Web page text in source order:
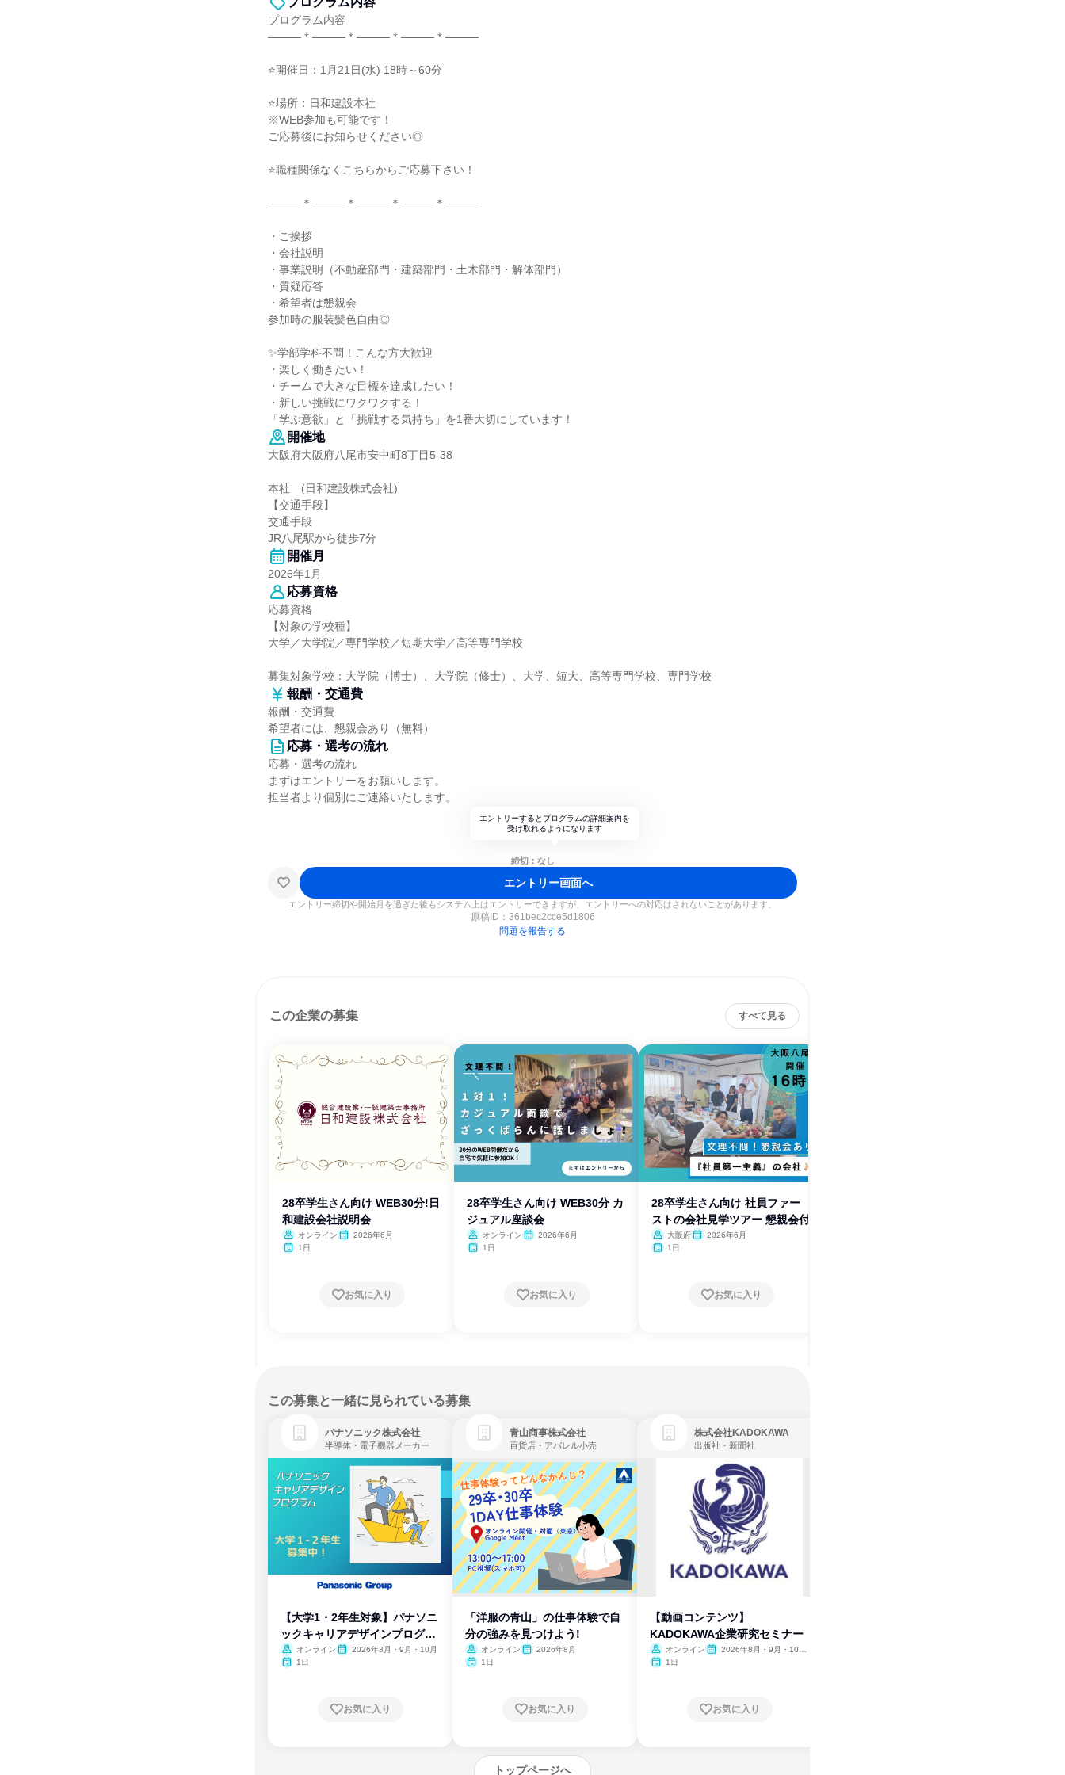
プログラム内容
―――＊―――＊―――＊―――＊―――
⭐開催日：1月21日(水) 18時～60分
⭐場所：日和建設本社
※WEB参加も可能です！
ご応募後にお知らせください◎
⭐職種関係なくこちらからご応募下さい！
―――＊―――＊―――＊―――＊―――
・ご挨拶
・会社説明
・事業説明（不動産部門・建築部門・土木部門・解体部門）
・質疑応答
・希望者は懇親会
参加時の服装髪色自由◎
✨学部学科不問！こんな方大歓迎
・楽しく働きたい！
・チームで大きな目標を達成したい！
・新しい挑戦にワクワクする！
「学ぶ意欲」と「挑戦する気持ち」を1番大切にしています！
開催地
大阪府大阪府八尾市安中町8丁目5-38
本社 (日和建設株式会社)
【交通手段】
交通手段
JR八尾駅から徒歩7分
開催月
2026年1月
応募資格
応募資格
【対象の学校種】
大学／大学院／専門学校／短期大学／高等専門学校
募集対象学校：大学院（博士）、大学院（修士）、大学、短大、高等専門学校、専門学校
報酬・交通費
報酬・交通費
希望者には、懇親会あり（無料）
応募・選考の流れ
応募・選考の流れ
まずはエントリーをお願いします。
担当者より個別にご連絡いたします。
エントリーするとプログラムの詳細案内を
受け取れるようになります
締切：なし
エントリー画面へ
エントリー締切や開始月を過ぎた後もシステム上はエントリーできますが、エントリーへの対応はされないことがあります。
原稿ID： 361bec2cce5d1806
問題を報告する
この企業の募集 すべて見る
28卒学生さん向け WEB30分!日
和建設会社説明会
オンライン
2026年6月
1日
お気に入り
28卒学生さん向け WEB30分 カ
ジュアル座談会
オンライン
2026年6月
1日
お気に入り
28卒学生さん向け 社員ファー
ストの会社見学ツアー 懇親会付
大阪府
2026年6月
1日
お気に入り
この募集と一緒に見られている募集
パナソニック株式会社
半導体・電子機器メーカー
【大学1・2年生対象】パナソニ
ックキャリアデザインプログラ
ム
オンライン
2026年8月・9月・10月
1日
お気に入り
青山商事株式会社
百貨店・アパレル小売
「洋服の青山」の仕事体験で自
分の強みを見つけよう!
オンライン
2026年8月
1日
お気に入り
株式会社KADOKAWA
出版社・新聞社
【動画コンテンツ】
KADOKAWA企業研究セミナー
オンライン
2026年8月・9月・10
1日
お気に入り
トップページへ